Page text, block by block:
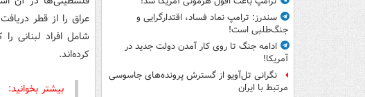
سندرز: ترامپ نماد فساد، اقتدارگرایی و
جنگ‌طلبی است!
ادامه جنگ تا روی کار آمدن دولت جدید در
آمریکا!
نگرانی تل‌آویو از گسترش پرونده‌های جاسوسی
مرتبط با ایران
عراق را از قطر
شامل افراد لبنانی
کرده‌اند.
بیشتر بخوانید: